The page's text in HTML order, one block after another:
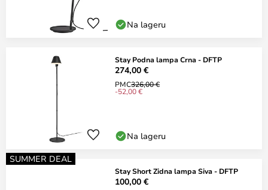
Na lageru
Stay Podna lampa Crna - DFTP
274,00 €
PMC326,00 €
-52,00 €
Na lageru
SUMMER DEAL
Stay Short Zidna lampa Siva - DFTP
100,00 €